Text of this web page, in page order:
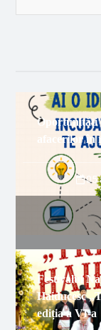
Oportunități
afacerilor în
05
Festivalul
Haiducesc
ediția a VI-a